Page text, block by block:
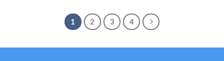
1 2 3 4